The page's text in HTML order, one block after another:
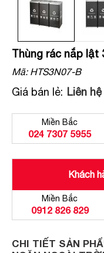
Thùng rác nắp lật
Mã:HTS3N07-B
Giá bán lẻ: Liên hệ
Miền Bắc
024 7307 5955
Khách
Miền Bắc
0912 826 829
CHI TIẾT SẢN